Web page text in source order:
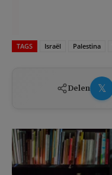
TAGS Israël Palestina
Delen 𝕏